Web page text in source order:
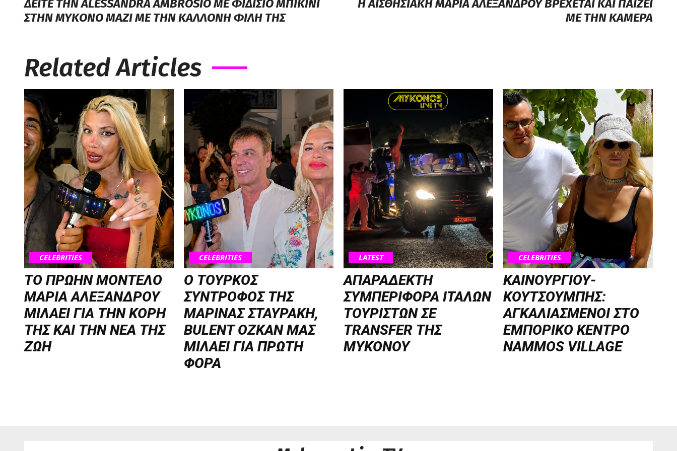
ΔΕΙΤΕ ΤΗΝ ALESSANDRA AMBROSIO ΜΕ ΦΙΔΙΣΙΟ ΜΠΙΚΙΝΙ
ΣΤΗΝ ΜΥΚΟΝΟ ΜΑΖΙ ΜΕ ΤΗΝ ΚΑΛΛΟΝΗ ΦΙΛΗ ΤΗΣ
Η ΑΙΣΘΗΣΙΑΚΗ ΜΑΡΙΑ ΑΛΕΞΑΝΔΡΟΥ ΒΡΕΧΕΤΑΙ ΚΑΙ ΠΑΙΖΕΙ
ΜΕ ΤΗΝ ΚΑΜΕΡΑ
Related Articles
CELEBRITIES
ΤΟ ΠΡΩΗΝ ΜΟΝΤΕΛΟ
ΜΑΡΙΑ ΑΛΕΞΑΝΔΡΟΥ
ΜΙΛΑΕΙ ΓΙΑ ΤΗΝ ΚΟΡΗ
ΤΗΣ ΚΑΙ ΤΗΝ ΝΕΑ ΤΗΣ
ΖΩΗ
CELEBRITIES
Ο ΤΟΥΡΚΟΣ
ΣΥΝΤΡΟΦΟΣ ΤΗΣ
ΜΑΡΙΝΑΣ ΣΤΑΥΡΑΚΗ,
BULENT OZKAN ΜΑΣ
ΜΙΛΑΕΙ ΓΙΑ ΠΡΩΤΗ
ΦΟΡΑ
LATEST
ΑΠΑΡΑΔΕΚΤΗ
ΣΥΜΠΕΡΙΦΟΡΑ ΙΤΑΛΩΝ
ΤΟΥΡΙΣΤΩΝ ΣΕ
TRANSFER ΤΗΣ
ΜΥΚΟΝΟΥ
CELEBRITIES
ΚΑΙΝΟΥΡΓΙΟΥ-
ΚΟΥΤΣΟΥΜΠΗΣ:
ΑΓΚΑΛΙΑΣΜΕΝΟΙ ΣΤΟ
ΕΜΠΟΡΙΚΟ ΚΕΝΤΡΟ
NAMMOS VILLAGE